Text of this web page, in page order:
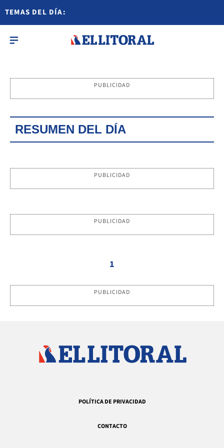
TEMAS DEL DÍA:
PUBLICIDAD
RESUMEN DEL DÍA
PUBLICIDAD
PUBLICIDAD
1
PUBLICIDAD
POLÍTICA DE PRIVACIDAD
CONTACTO